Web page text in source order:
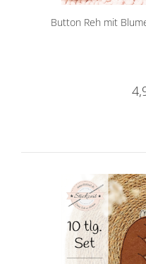
Button Reh mit